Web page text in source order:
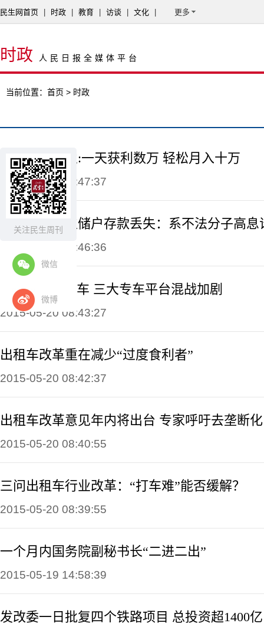
关注民生周刊
微信
微博
民生网首页 时政 教育 访谈 文化 更多
时政 人民日报全媒体平台
当前位置： 首页 > 时政
揭秘删帖产业:一天获利数万 轻松月入十万
2015-05-20 08:47:37
工行回应多位储户存款丢失：系不法分子高息
2015-05-20 08:46:36
多地“围剿”专车 三大专车平台混战加剧
2015-05-20 08:43:27
出租车改革重在减少“过度食利者”
2015-05-20 08:42:37
出租车改革意见年内将出台 专家呼吁去垄断化
2015-05-20 08:40:55
三问出租车行业改革：“打车难”能否缓解？
2015-05-20 08:39:55
一个月内国务院副秘书长“二进二出”
2015-05-19 14:58:39
发改委一日批复四个铁路项目 总投资超1400亿